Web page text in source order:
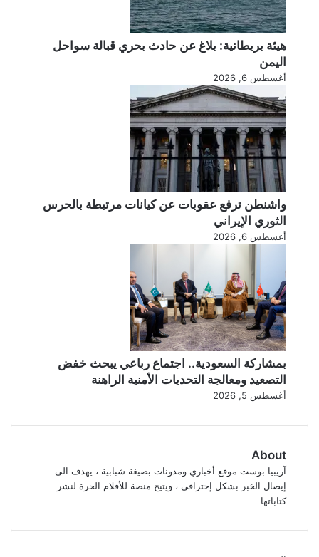
هيئة بريطانية: بلاغ عن حادث بحري قبالة سواحل
اليمن
أغسطس 6, 2026
واشنطن ترفع عقوبات عن كيانات مرتبطة بالحرس
الثوري الإيراني
أغسطس 6, 2026
بمشاركة السعودية.. اجتماع رباعي يبحث خفض
التصعيد ومعالجة التحديات الأمنية الراهنة
أغسطس 5, 2026
About
آريبيا بوست موقع أخباري ومدونات بصيغة شبابية ، يهدف الى
إيصال الخبر بشكل إحترافي ، ويتيح منصة للأقلام الحرة لنشر
كتاباتها